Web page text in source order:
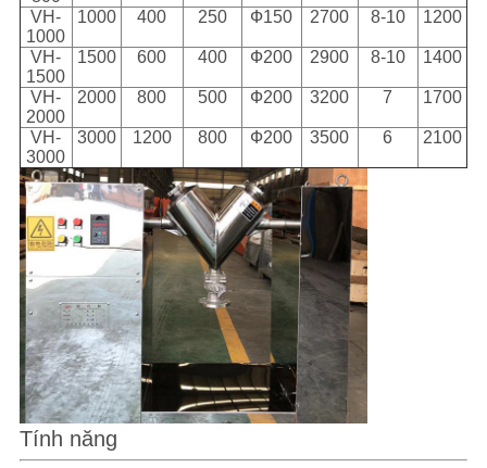
VH-
1000
1000 400 250 Ф150 2700 8-10 1200
VH-
1500
1500 600 400 Ф200 2900 8-10 1400
VH-
2000
2000 800 500 Ф200 3200 7 1700
VH-
3000
3000 1200 800 Ф200 3500 6 2100
Tính năng